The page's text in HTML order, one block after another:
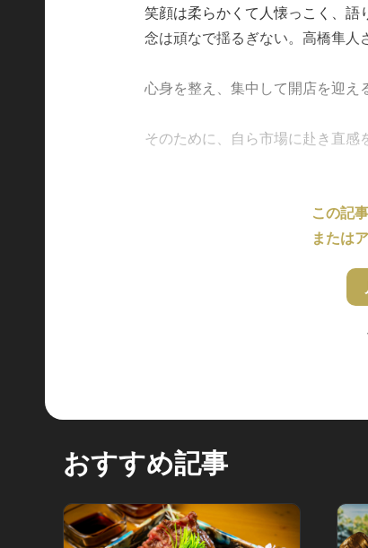
笑顔は柔らかくて人懐っこく、
念は頑なで揺るぎない。高橋隼人
心身を整え、集中して開店を迎え
そのために、自ら市場に赴き直感
この記
または
おすすめ記事